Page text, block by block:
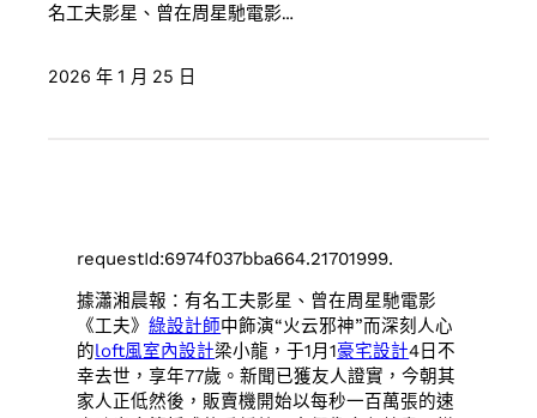
名工夫影星、曾在周星馳電影…
2026 年 1 月 25 日
requestId:6974f037bba664.21701999.
據瀟湘晨報：有名工夫影星、曾在周星馳電影
《工夫》綠設計師中飾演“火云邪神”而深刻人心
的loft風室內設計梁小龍，于1月1豪宅設計4日不
幸去世，享年77歲。新聞已獲友人證實，今朝其
家人正低然後，販賣機開始以每秒一百萬張的速